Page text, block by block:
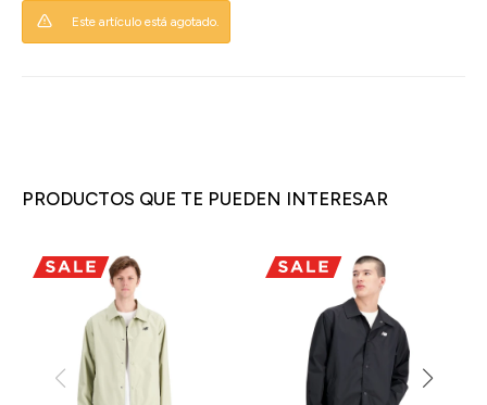
Este artículo está agotado.
PRODUCTOS QUE TE PUEDEN INTERESAR